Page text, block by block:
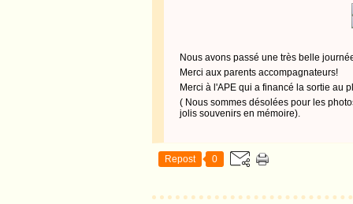
Nous avons passé une très belle
Merci aux parents accompagnateurs!
Merci à l'APE qui a financé la sortie au
( Nous sommes désolées pour les
jolis souvenirs en mémoire).
Repost 0